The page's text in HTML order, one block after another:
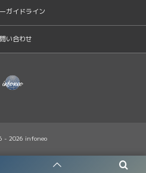
ガイドライン
い合わせ
- 2026 infoneo